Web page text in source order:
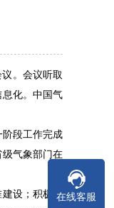
。会议听取
化。中国气
段工作完成
气象部门在
设；积极推在线客服